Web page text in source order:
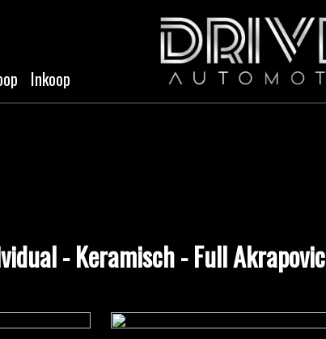
Inkoop
- Keramisch - Full Akrapovic